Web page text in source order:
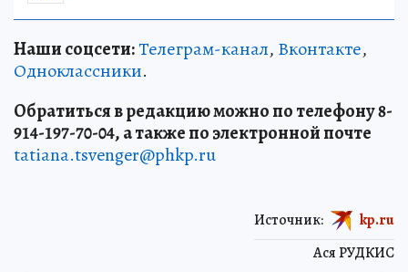
Наши соцсети:Телеграм-канал, Вконтакте,
Одноклассники.
Обратиться в редакцию можно по телефону 8-
914-197-70-04, а также по электронной почте
tatiana.tsvenger@phkp.ru
Ася РУДКИС
Источник: kp.ru